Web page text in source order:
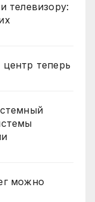
телевизору:
теперь
можно